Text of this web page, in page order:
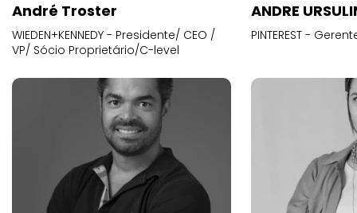
André Troster
WIEDEN+KENNEDY - Presidente/ CEO /
VP/ Sócio Proprietário/C-level
ANDRE
PINTEREST -